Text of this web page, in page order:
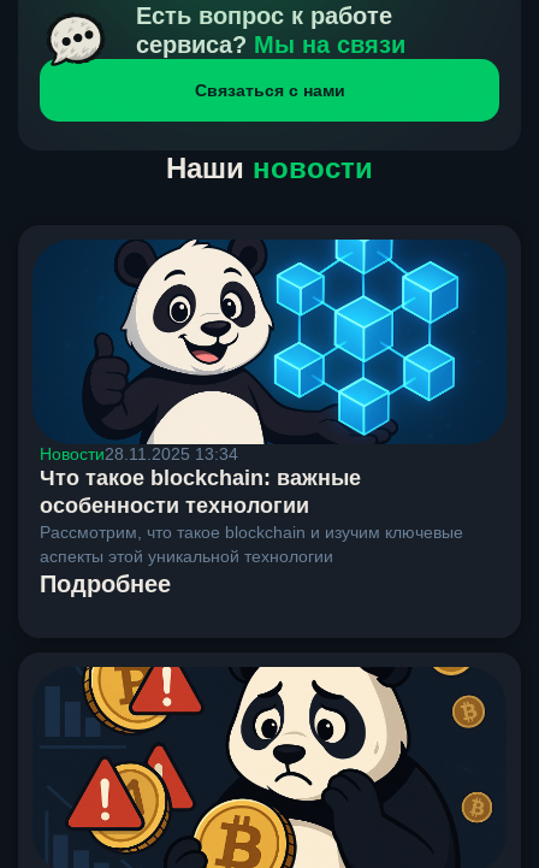
получения нами средств от тебя, а на другой части
направлений курс, указанный на сайте, является
окончательным. Если сомневаешься, напиши в онлайн-
чат на сайте, мы поможем разобраться.
Есть вопрос к работе
сервиса? Мы на связи
Связаться с нами
Наши новости
Новости28.11.2025 13:34
Что такое blockchain: важные
особенности технологии
Рассмотрим, что такое blockchain и изучим ключевые
аспекты этой уникальной технологии
Подробнее